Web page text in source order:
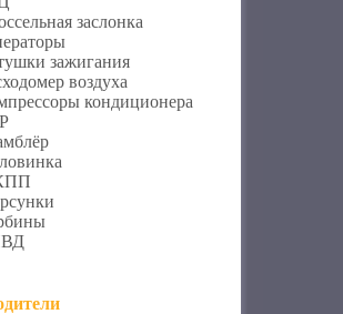
заслонка
зажигания
воздуха
кондиционера